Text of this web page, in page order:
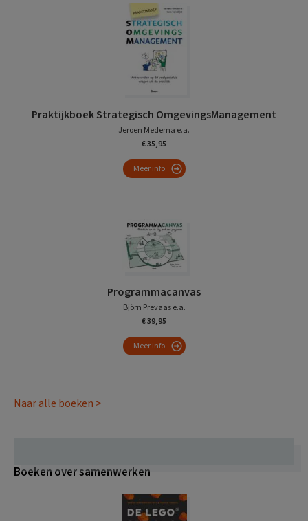
Praktijkboek Strategisch OmgevingsManagement
Jeroen Medema e.a.
€ 35,95
Meer info
Programmacanvas
Björn Prevaas e.a.
€ 39,95
Meer info
Naar alle boeken >
Boeken over samenwerken